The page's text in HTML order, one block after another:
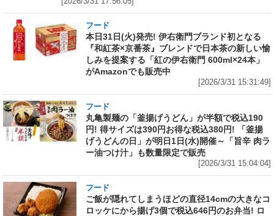
フード
本日31日(火)発売! 伊右衛門ブランド初となる
『和紅茶×京番茶』ブレンドで日本茶の新しい愉
しみを提案する「紅の伊右衛門 600ml×24本」
がAmazonでも販売中
[2026/3/31 15:31:49]
フード
丸亀製麺の「釜揚げうどん」が半額で税込190
円! 得サイズは390円お得な税込380円! 「釜揚
げうどんの日」が明日1日(水)開催～「旨辛 肉ラ
ー油つけ汁」も数量限定で販売
[2026/3/31 15:04:04]
フード
ご飯が隠れてしまうほどの直径14cmの大きなコ
ロッケにから揚げ3個で税込646円のお弁当! ロ